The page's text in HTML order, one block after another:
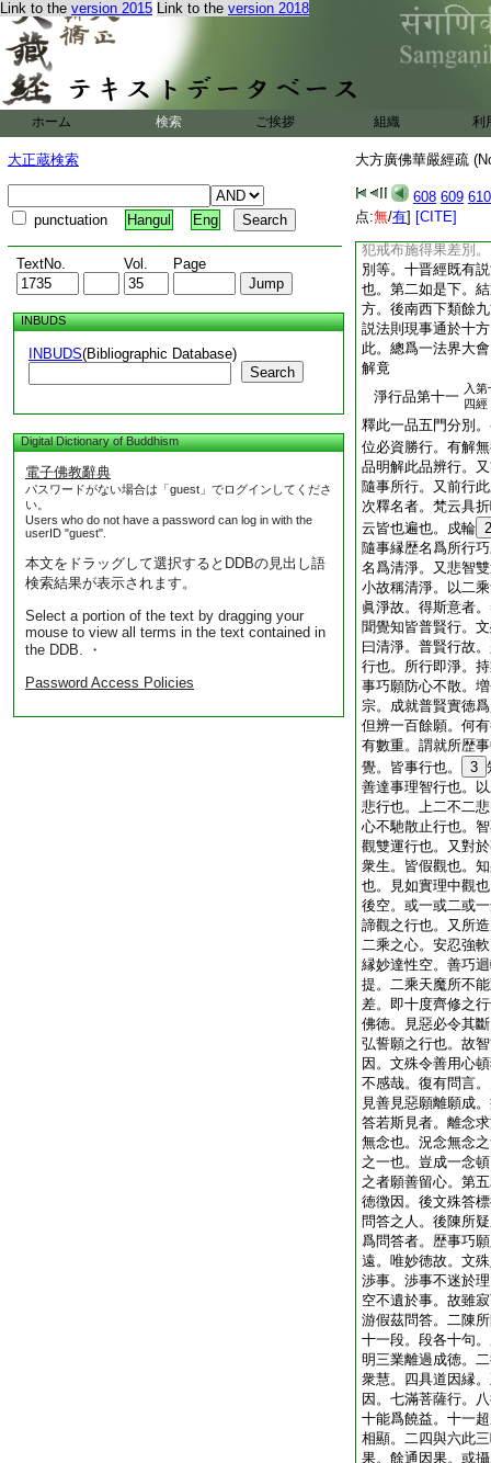
Link to the version 2015 Link to the version 2018
ホーム 検索 ご挨拶 組織 利
大正蔵検索
punctuation Hangul Eng
TextNo. Vol. Page
INBUDS
INBUDS(Bibliographic Database)
Search
Digital Dictionary of Buddhism
電子佛教辭典
パスワードがない場合は「guest」でログインしてくださ
い。
Users who do not have a password can log in with the
userID "guest".
本文をドラッグして選択するとDDBの見出し語
検索結果が表示されます。
Select a portion of the text by dragging your
mouse to view all terms in the text contained in
the DDB. ・
Password Access Policies
大方廣佛華嚴經疏
608 609 610
点:無/有] [CITE]
首。法光開曉衆生
而答。令其目驗而
法即所行之法。謂
無漏等。三集因苦
則三塗重輕。九國
近報淨居。聰明利
本具之。又此亦可
故。一法首正教甚
怠難出。四財首觀
味隨根異説等。六
度順行。通爲持戒
犯戒布施得果差別
別等。十晋經既有
也。第二如是下。
方。後南西下類餘
説法則現事通於十
此。總爲一法界大
解竟
淨行品第十一 入第
四經
釋此一品五門分別
位必資勝行。有解
品明解此品辨行。
隨事所行。又前行
次釋名者。梵云具
云皆也遍也。戍輪 2
隨事縁歴名爲所行
名爲清淨。又悲智
小故稱清淨。以二
眞淨故。得斯意者
聞覺知皆普賢行。
曰清淨。普賢行故
行也。所行即淨。
事巧願防心不散。
宗。成就普賢實徳
但辨一百餘願。何
有數重。謂就所歴
覺。皆事行也。
3
善達事理智行也。
悲行也。上二不二
心不馳散止行也。
觀雙運行也。又對
衆生。皆假觀也。
也。見如實理中觀
後空。或一或二或
諦觀之行也。又所
二乘之心。安忍強
縁妙達性空。善巧
提。二乘天魔所不
差。即十度齊修之
佛徳。見惡必令其
弘誓願之行也。故
因。文殊令善用心
不感哉。復有問言
見善見惡願離願成
答若斯見者。離念
無念也。況念無念
之一也。豈成一念
之者願善留心。第
徳徴因。後文殊答
問答之人。後陳所
爲問答者。歴事巧
遠。唯妙徳故。文
渉事。渉事不迷於
空不遺於事。故雖
游假茲問答。二陳
十一段。段各十句
明三業離過成徳。
衆慧。四具道因縁
因。七滿菩薩行。
十能爲饒益。十一
相顯。二四與六此
果。餘通因果。或